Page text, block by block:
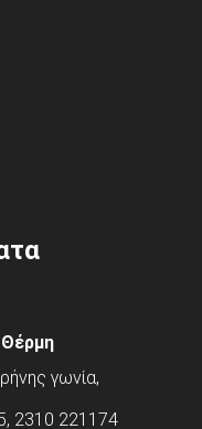
γωνία,
2310 221174